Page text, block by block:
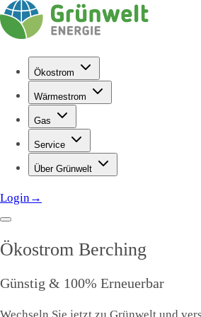
Ökostrom
Wärmestrom
Gas
Service
Über Grünwelt
Login→
Ökostrom Berching
Günstig & 100% Erneuerbar